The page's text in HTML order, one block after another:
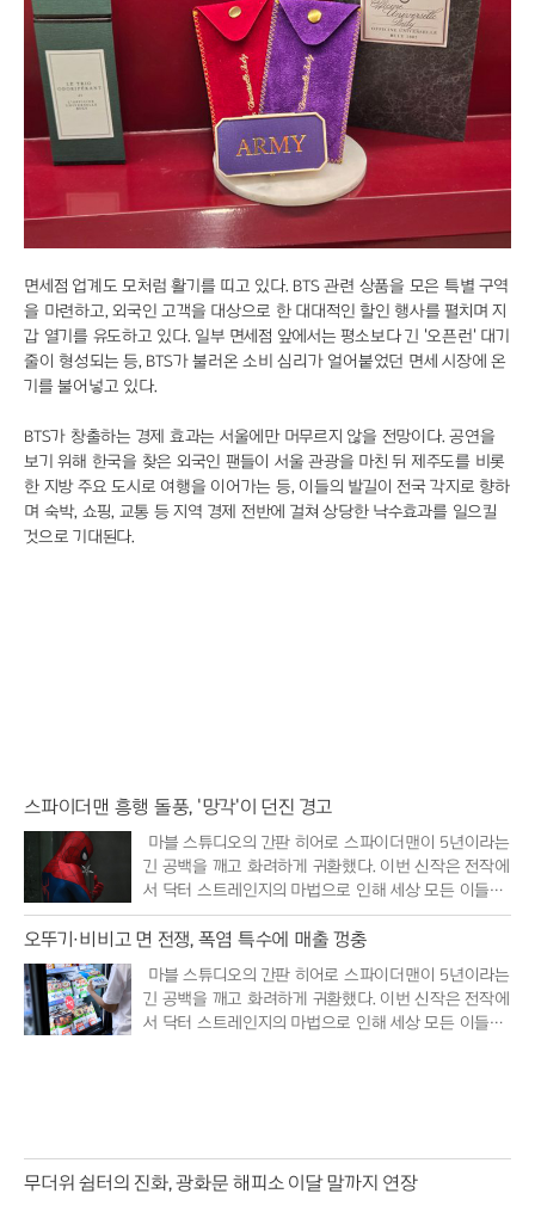
면세점 업계도 모처럼 활기를 띠고 있다. BTS 관련 상품을 모은 특별 구역
을 마련하고, 외국인 고객을 대상으로 한 대대적인 할인 행사를 펼치며 지
갑 열기를 유도하고 있다. 일부 면세점 앞에서는 평소보다 긴 '오픈런' 대기
줄이 형성되는 등, BTS가 불러온 소비 심리가 얼어붙었던 면세 시장에 온
기를 불어넣고 있다.
BTS가 창출하는 경제 효과는 서울에만 머무르지 않을 전망이다. 공연을
보기 위해 한국을 찾은 외국인 팬들이 서울 관광을 마친 뒤 제주도를 비롯
한 지방 주요 도시로 여행을 이어가는 등, 이들의 발길이 전국 각지로 향하
며 숙박, 쇼핑, 교통 등 지역 경제 전반에 걸쳐 상당한 낙수효과를 일으킬
것으로 기대된다.
스파이더맨 흥행 돌풍, '망각'이 던진 경고
마블 스튜디오의 간판 히어로 스파이더맨이 5년이라는
긴 공백을 깨고 화려하게 귀환했다. 이번 신작은 전작에
서 닥터 스트레인지의 마법으로 인해 세상 모든 이들의
기억 속에..
오뚜기·비비고 면 전쟁, 폭염 특수에 매출 껑충
마블 스튜디오의 간판 히어로 스파이더맨이 5년이라는
긴 공백을 깨고 화려하게 귀환했다. 이번 신작은 전작에
서 닥터 스트레인지의 마법으로 인해 세상 모든 이들의
무더위 쉼터의 진화, 광화문 해피소 이달 말까지 연장